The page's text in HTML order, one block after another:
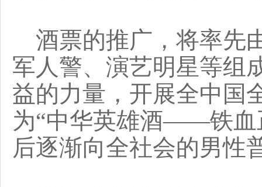
酒票的推广，将率先
军人警、演艺明星等组
益的力量，开展全中国
为“中华英雄酒——铁血
后逐渐向全社会的男性